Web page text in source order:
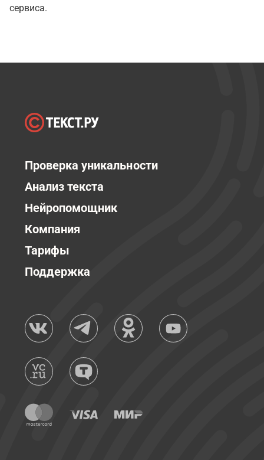
сервиса.
Проверка уникальности
Анализ текста
Нейропомощник
Компания
Тарифы
Поддержка